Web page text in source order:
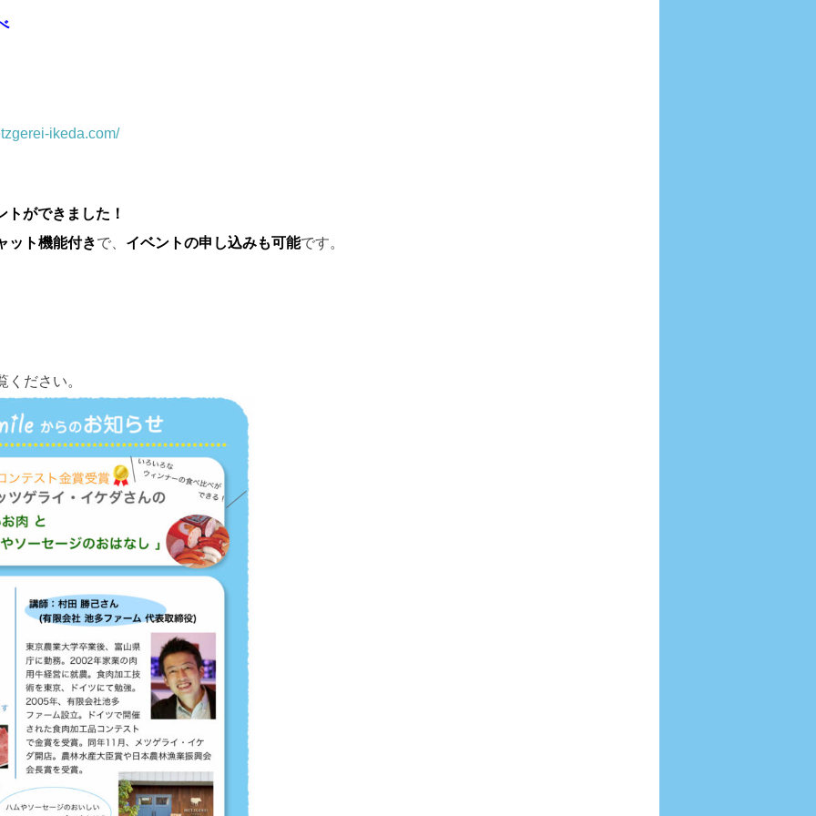
ikeda.com/
ができました！
ット機能付きで、 イベントの申し込みも可能です。
ください。